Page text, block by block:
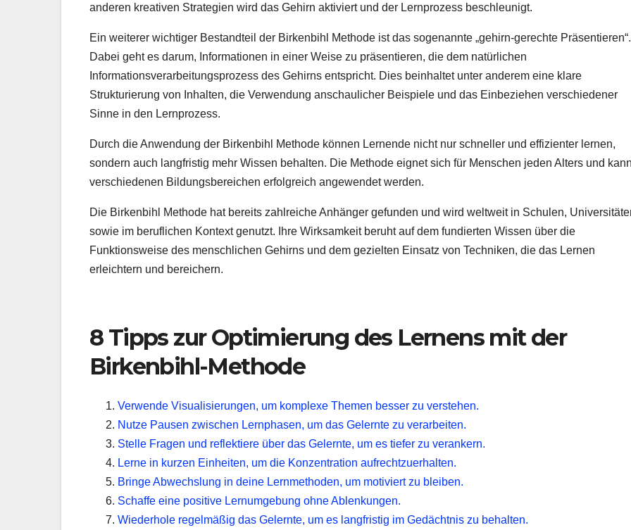
anderen kreativen Strategien wird das Gehirn aktiviert und der Lernprozess beschleunigt.
Ein weiterer wichtiger Bestandteil der Birkenbihl Methode ist das sogenannte „gehirn-gerechte Präsentieren“.
Dabei geht es darum, Informationen in einer Weise zu präsentieren, die dem natürlichen
Informationsverarbeitungsprozess des Gehirns entspricht. Dies beinhaltet unter anderem eine klare
Strukturierung von Inhalten, die Verwendung anschaulicher Beispiele und das Einbeziehen verschiedener
Sinne in den Lernprozess.
Durch die Anwendung der Birkenbihl Methode können Lernende nicht nur schneller und effizienter lernen,
sondern auch langfristig mehr Wissen behalten. Die Methode eignet sich für Menschen jeden Alters und
verschiedenen Bildungsbereichen erfolgreich angewendet werden.
Die Birkenbihl Methode hat bereits zahlreiche Anhänger gefunden und wird weltweit in Schulen,
sowie im beruflichen Kontext genutzt. Ihre Wirksamkeit beruht auf dem fundierten Wissen über die
Funktionsweise des menschlichen Gehirns und dem gezielten Einsatz von Techniken, die das Lernen
erleichtern und bereichern.
8 Tipps zur Optimierung des Lernens mit der
Birkenbihl-Methode
Verwende Visualisierungen, um komplexe Themen besser zu verstehen.
Nutze Pausen zwischen Lernphasen, um das Gelernte zu verarbeiten.
Stelle Fragen und reflektiere über das Gelernte, um es tiefer zu verankern.
Lerne in kurzen Einheiten, um die Konzentration aufrechtzuerhalten.
Bringe Abwechslung in deine Lernmethoden, um motiviert zu bleiben.
Schaffe eine positive Lernumgebung ohne Ablenkungen.
Wiederhole regelmäßig das Gelernte, um es langfristig im Gedächtnis zu behalten.